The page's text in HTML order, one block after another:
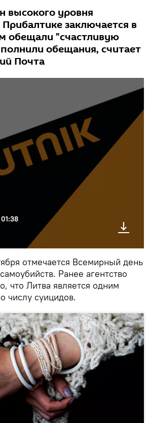
высокого уровня
заключается в
обещали "счастливую
обещания, считает
Почта
01:38
отмечается Всемирный день
Ранее агентство
что Литва является одним
числу суицидов.